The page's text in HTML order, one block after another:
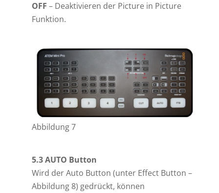
OFF – Deaktivieren der Picture in Picture
Funktion.
Abbildung 7
5.3 AUTO Button
Wird der Auto Button (unter Effect Button –
Abbildung 8) gedrückt, können